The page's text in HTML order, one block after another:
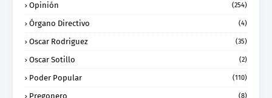
Opinión (254)
Órgano Directivo (4)
Oscar Rodriguez (35)
Oscar Sotillo (2)
Poder Popular (110)
Pregonero (8)